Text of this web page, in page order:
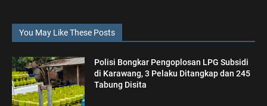
You May Like These Posts
Polisi Bongkar Pengoplosan LPG Subsidi
di Karawang, 3 Pelaku Ditangkap dan 245
Tabung Disita